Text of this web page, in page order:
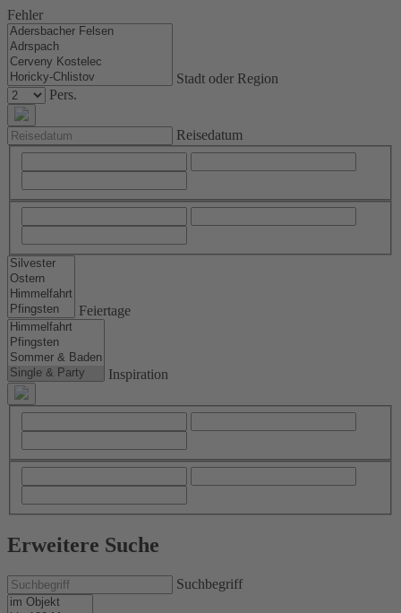
Fehler
Stadt oder Region
Pers.
Reisedatum
Feiertage
Inspiration
Erweitere Suche
Suchbegriff